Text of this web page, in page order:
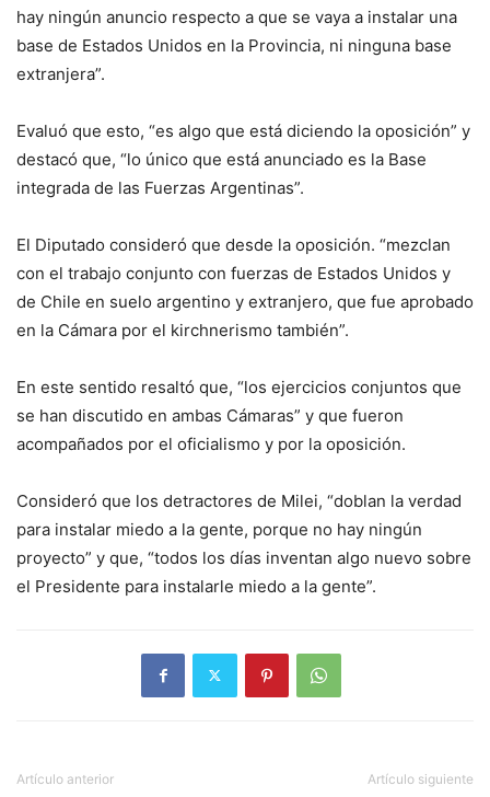
hay ningún anuncio respecto a que se vaya a instalar una
base de Estados Unidos en la Provincia, ni ninguna base
extranjera”.
Evaluó que esto, “es algo que está diciendo la oposición” y
destacó que, “lo único que está anunciado es la Base
integrada de las Fuerzas Argentinas”.
El Diputado consideró que desde la oposición. “mezclan
con el trabajo conjunto con fuerzas de Estados Unidos y
de Chile en suelo argentino y extranjero, que fue aprobado
en la Cámara por el kirchnerismo también”.
En este sentido resaltó que, “los ejercicios conjuntos que
se han discutido en ambas Cámaras” y que fueron
acompañados por el oficialismo y por la oposición.
Consideró que los detractores de Milei, “doblan la verdad
para instalar miedo a la gente, porque no hay ningún
proyecto” y que, “todos los días inventan algo nuevo sobre
el Presidente para instalarle miedo a la gente”.
Artículo anterior Artículo siguiente